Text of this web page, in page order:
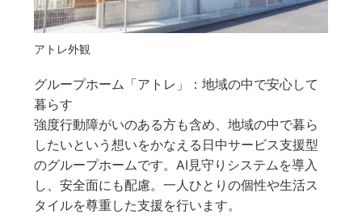
アトレ外観
グループホーム「アトレ」：地域の中で安心して
暮らす
強度行動障がいのある方も含め、地域の中で暮ら
したいという想いをかなえる日中サービス支援型
のグループホームです。AI見守りシステムを導入
し、安全面にも配慮。一人ひとりの個性や生活ス
タイルを尊重した支援を行います。